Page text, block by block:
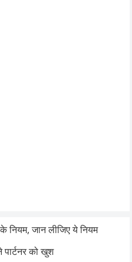
नियम, जान लीजिए ये नियम
को खुश